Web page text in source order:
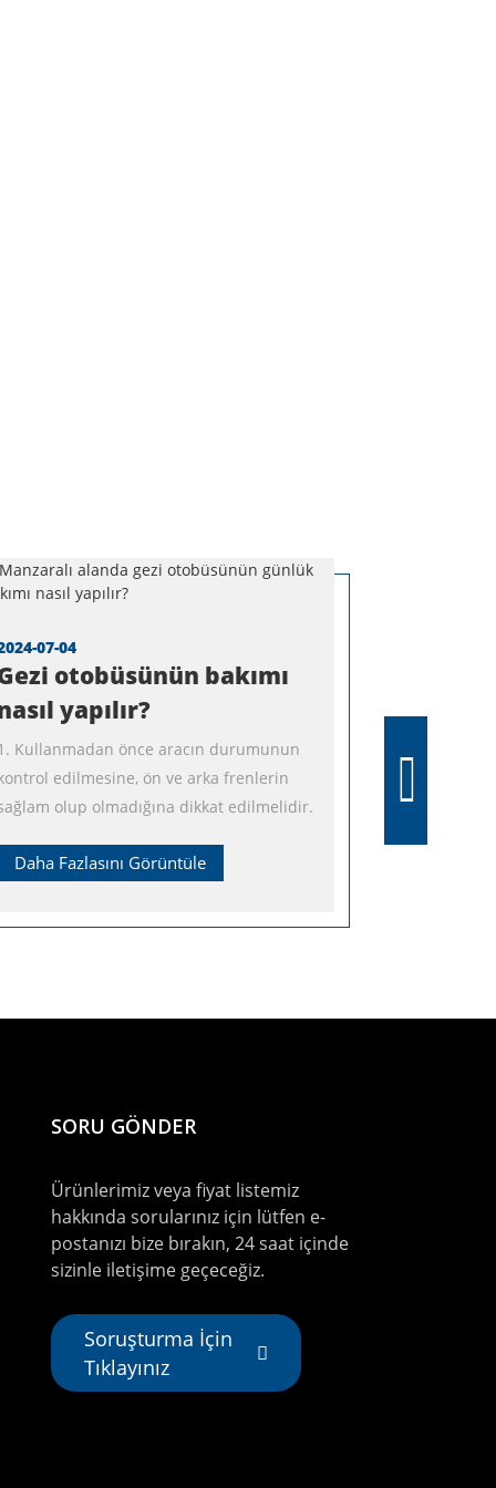
07-04
otobüsünün bakımı
yapılır?
Kullanmadan önce aracın durumunun
edilmesine, ön ve arka frenlerin
olup olmadığına dikkat edilmelidir.
Daha Fazlasını Görüntüle
SORU GÖNDER
Ürünlerimiz veya fiyat listemiz
hakkında sorularınız için lütfen e-
postanızı bize bırakın, 24 saat içinde
sizinle iletişime geçeceğiz.
Soruşturma İçin
Tıklayınız